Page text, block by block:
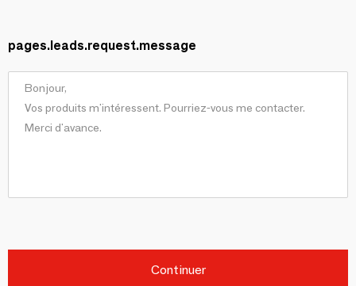
pages.leads.request.message
Continuer